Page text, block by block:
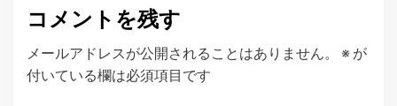
コメントを残す
メールアドレスが公開されることはありません。 ※ が
付いている欄は必須項目です